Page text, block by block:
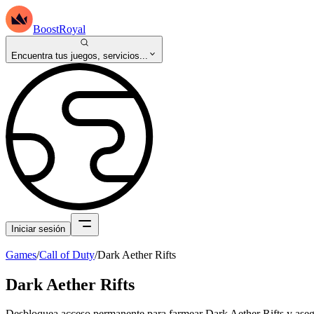
BoostRoyal
Encuentra tus juegos, servicios...
Iniciar sesión
Games/Call of Duty/Dark Aether Rifts
Dark Aether Rifts